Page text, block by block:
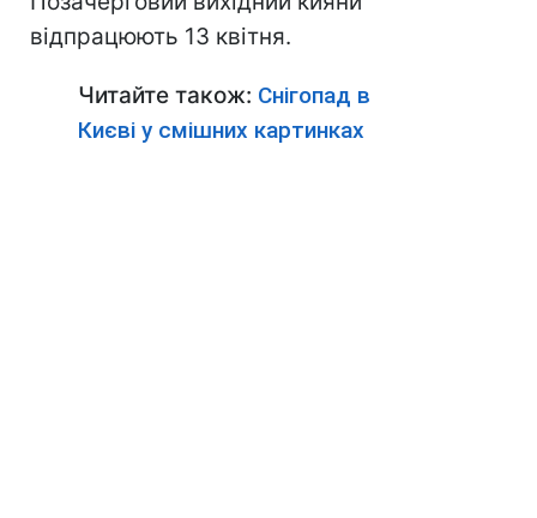
відпрацюють 13 квітня.
Читайте також: Снігопад в
Києві у смішних картинках